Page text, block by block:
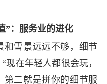
”：服务业的进化
雪景远远不够，细节
现在年轻人都很会玩，
第二就是拼你的细节服